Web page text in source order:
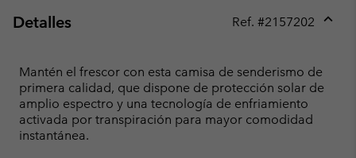
Detalles Ref. #2157202
Mantén el frescor con esta camisa de senderismo de
primera calidad, que dispone de protección solar de
amplio espectro y una tecnología de enfriamiento
activada por transpiración para mayor comodidad
instantánea.